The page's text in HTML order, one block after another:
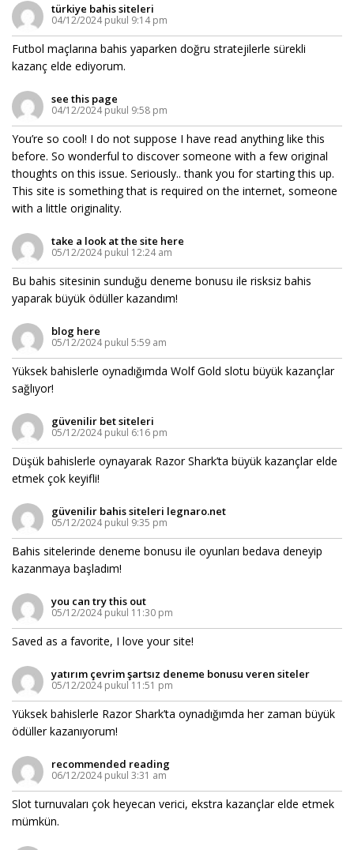
türkiye bahis siteleri
04/12/2024 pukul 9:14 pm
Futbol maçlarına bahis yaparken doğru stratejilerle sürekli
kazanç elde ediyorum.
see this page
04/12/2024 pukul 9:58 pm
You’re so cool! I do not suppose I have read anything like this
before. So wonderful to discover someone with a few original
thoughts on this issue. Seriously.. thank you for starting this up.
This site is something that is required on the internet, someone
with a little originality.
take a look at the site here
05/12/2024 pukul 12:24 am
Bu bahis sitesinin sunduğu deneme bonusu ile risksiz bahis
yaparak büyük ödüller kazandım!
blog here
05/12/2024 pukul 5:59 am
Yüksek bahislerle oynadığımda Wolf Gold slotu büyük kazançlar
sağlıyor!
güvenilir bet siteleri
05/12/2024 pukul 6:16 pm
Düşük bahislerle oynayarak Razor Shark’ta büyük kazançlar elde
etmek çok keyifli!
güvenilir bahis siteleri legnaro.net
05/12/2024 pukul 9:35 pm
Bahis sitelerinde deneme bonusu ile oyunları bedava deneyip
kazanmaya başladım!
you can try this out
05/12/2024 pukul 11:30 pm
Saved as a favorite, I love your site!
yatırım çevrim şartsız deneme bonusu veren siteler
05/12/2024 pukul 11:51 pm
Yüksek bahislerle Razor Shark’ta oynadığımda her zaman büyük
ödüller kazanıyorum!
recommended reading
06/12/2024 pukul 3:31 am
Slot turnuvaları çok heyecan verici, ekstra kazançlar elde etmek
mümkün.